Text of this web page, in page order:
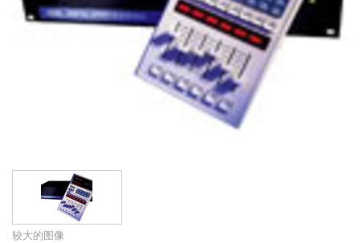
较大的图像